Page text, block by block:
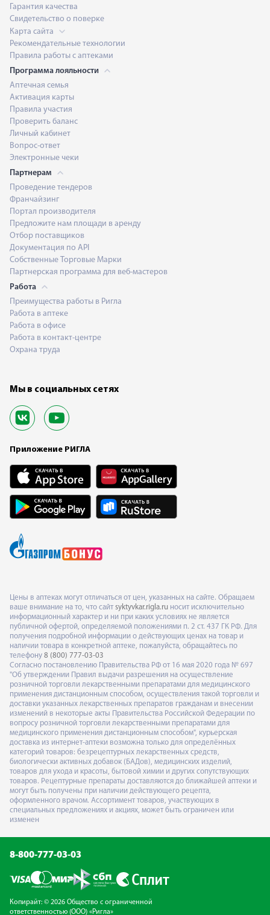
Гарантия качества
Свидетельство о поверке
Карта сайта
Рекомендательные технологии
Правила работы с аптеками
Программа лояльности
Аптечная семья
Активация карты
Правила участия
Проверить баланс
Личный кабинет
Вопрос-ответ
Электронные чеки
Партнерам
Проведение тендеров
Франчайзинг
Портал производителя
Предложите нам площади в аренду
Отбор поставщиков
Документация по API
Собственные Торговые Марки
Партнерская программа для веб-мастеров
Работа
Преимущества работы в Ригла
Работа в аптеке
Работа в офисе
Работа в контакт-центре
Охрана труда
Мы в социальных сетях
Приложение РИГЛА
Цены в аптеках могут отличаться от цен, указанных на сайте. Обращаем
ваше внимание на то, что сайт syktyvkar.rigla.ru носит исключительно
информационный характер и ни при каких условиях не является
публичной офертой, определяемой положениями п. 2 ст. 437 ГК РФ. Для
получения подробной информации о действующих ценах на товар и
наличии товара в конкретной аптеке, пожалуйста, обращайтесь по
телефону 8 (800) 777-03-03
Согласно постановлению Правительства РФ от 16 мая 2020 года № 697
"Об утверждении Правил выдачи разрешения на осуществление
розничной торговли лекарственными препаратами для медицинского
применения дистанционным способом, осуществления такой торговли и
доставки указанных лекарственных препаратов гражданам и внесении
изменений в некоторые акты Правительства Российской Федерации по
вопросу розничной торговли лекарственными препаратами для
медицинского применения дистанционным способом", курьерская
доставка из интернет-аптеки возможна только для определённых
категорий товаров: безрецептурных лекарственных средств,
биологически активных добавок (БАДов), медицинских изделий,
товаров для ухода и красоты, бытовой химии и других сопутствующих
товаров. Рецептурные препараты доставляются до ближайшей аптеки и
могут быть получены при наличии действующего рецепта,
оформленного врачом. Ассортимент товаров, участвующих в
специальных предложениях и акциях, может быть ограничен или
изменен
8-800-777-03-03
Копирайт: © 2026 Общество с ограниченной
ответственностью (ООО) «Ригла»